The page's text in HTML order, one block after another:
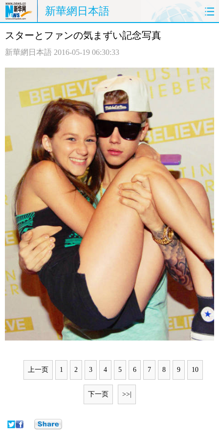
新華網日本語
ホームページ 政治
観光 評論 写真
中日対訳
スターとファンの気まずい記念写真
新華網日本語 2016-05-19 06:30:33
上一页 1 2 3 4 5 6 7 8 9 10
下一页 >>|